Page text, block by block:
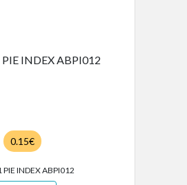
0.15€
PIE INDEX ABPI012